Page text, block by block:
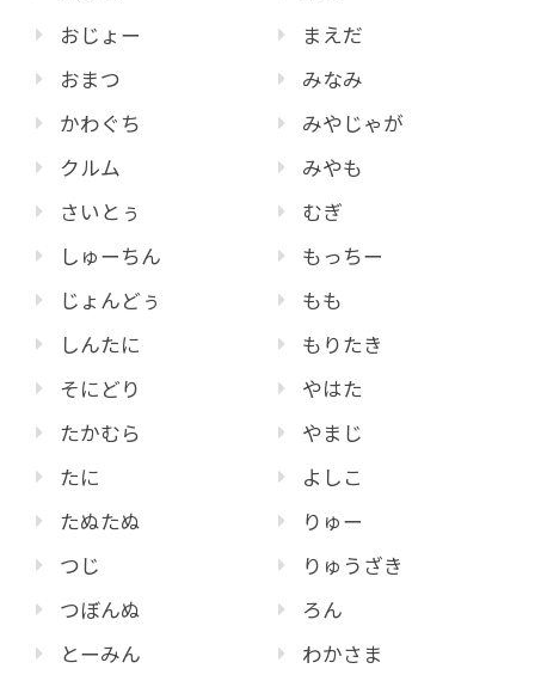
おじょー
おまつ
かわぐち
クルム
さいとぅ
しゅーちん
じょんどぅ
しんたに
そにどり
たかむら
たに
たぬたぬ
つじ
つぼんぬ
とーみん
まえだ
みなみ
みやじゃが
みやも
むぎ
もっちー
もも
もりたき
やはた
やまじ
よしこ
りゅー
りゅうざき
ろん
わかさま